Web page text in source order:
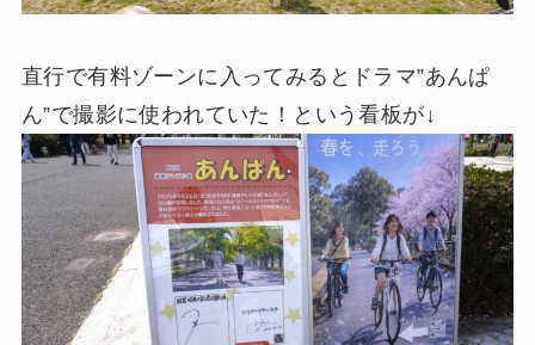
直行で有料ゾーンに入ってみるとドラマ”あんぱ
ん”で撮影に使われていた！という看板が↓